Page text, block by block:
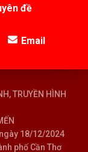
đề
Email
TRUYỀN HÌNH
18/12/2024
phố Cần Thơ